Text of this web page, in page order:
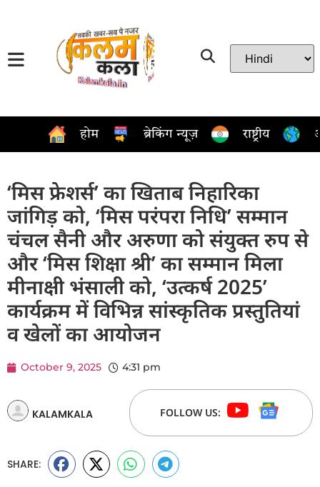
होम ब्रेकिंग न्यूज़ राष्ट्रीय
‘मिस फ्रेशर्स’ का खिताब निहारिका
जांगिड़ को, ‘मिस परंपरा निधि’ सम्मान
चंचल सैनी और अरुणा को संयुक्त रुप से
और ‘मिस शिक्षा श्री’ का सम्मान मिला
मीनाक्षी भंसाली को, ‘उत्कर्ष 2025’
कार्यक्रम में विभिन्न सांस्कृतिक प्रस्तुतियां
व खेलों का आयोजन
October 9, 2025 4:31 pm
KALAMKALA FOLLOW US:
SHARE: